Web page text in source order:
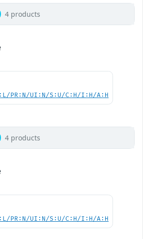
4 products
PR:N/UI:N/S:U/C:H/I:H/A:H
4 products
PR:N/UI:N/S:U/C:H/I:H/A:H